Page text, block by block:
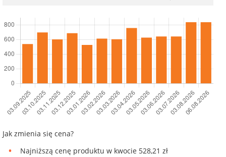
Jak zmienia się cena?
Najniższą cenę produktu w kwocie 528,21 zł